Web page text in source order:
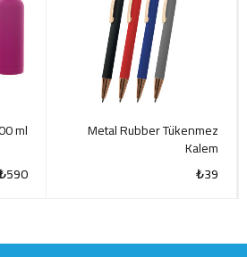
Metal Rubber Tükenmez
Kalem
₺39
ml
590